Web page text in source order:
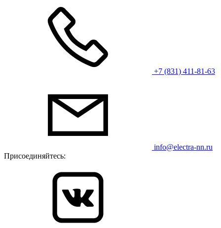
+7 (831) 411-81-63
info@electra-nn.ru
Присоединяйтесь: